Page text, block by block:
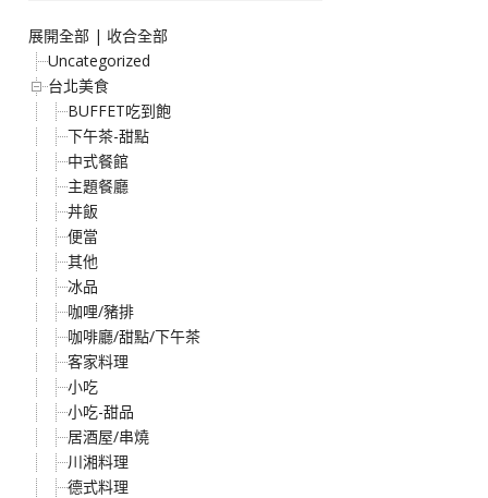
展開全部 | 收合全部
Uncategorized
台北美食
BUFFET吃到飽
下午茶-甜點
中式餐館
主題餐廳
丼飯
便當
其他
冰品
咖哩/豬排
咖啡廳/甜點/下午茶
客家料理
小吃
小吃-甜品
居酒屋/串燒
川湘料理
德式料理